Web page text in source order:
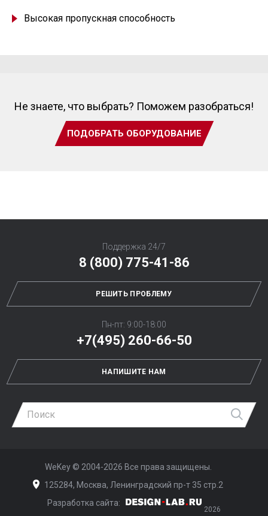
Высокая пропускная способность
Не знаете, что выбрать? Поможем разобраться!
ПОДОБРАТЬ ОБОРУДОВАНИЕ
Поддержка 24/7
8 (800) 775-41-86
РЕШИТЬ ПРОБЛЕМУ
Пн-пт: 9:00-18:00
+7(495) 260-66-50
НАПИШИТЕ НАМ
WeKey © 2004-2026 Все права защищены.
125284, Москва, Ленинградский пр-т 35 стр.2
Разработка сайта:
Дизайн-Лаб
2026